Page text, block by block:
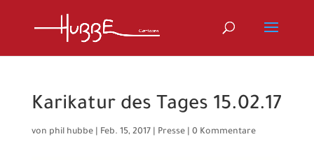
Karikatur des Tages 15.02.17
von phil hubbe| Feb. 15, 2017 Presse| 0 Kommentare